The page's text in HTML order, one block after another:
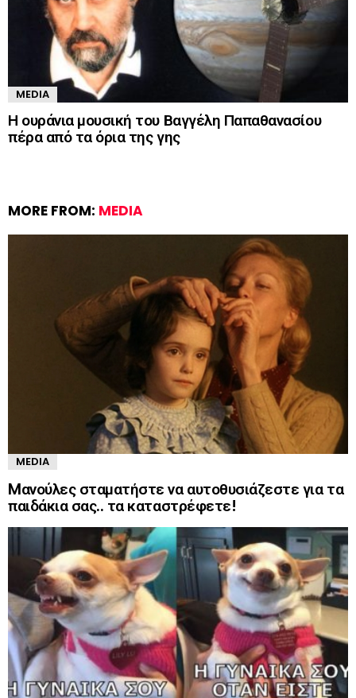
MEDIA
Η ουράνια μουσική του Βαγγέλη Παπαθανασίου
πέρα από τα όρια της γης
MORE FROM: MEDIA
MEDIA
Mανούλες σταματήστε να αυτοθυσιάζεστε για τα
παιδάκια σας.. τα καταστρέφετε!